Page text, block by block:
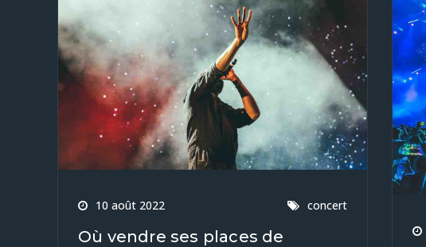
10 août 2022 concert
Où vendre ses places de